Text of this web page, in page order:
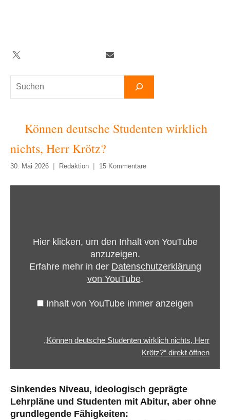
Suchen
Twitter TelegramNewsletter
Können deutsche Studenten wirklich
nichts, Herr Krötz?
30. Mai 2026 Redaktion 15 Kommentare
Krötz?“
YouTube
Hier klicken, um den Inhalt von YouTube
anzuzeigen.
Erfahre mehr in der Datenschutzerklärung
von YouTube.
Inhalt von YouTube immer anzeigen
„Können deutsche Studenten wirklich nichts, Herr
Krötz?“ direkt öffnen
Sinkendes Niveau, ideologisch geprägte
Lehrpläne und Studenten mit Abitur, aber ohne
grundlegende Fähigkeiten: